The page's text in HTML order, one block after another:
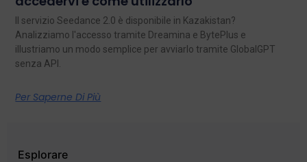
Il servizio Seedance 2.0 è disponibile in Kazakistan?
Analizziamo l'accesso tramite Dreamina e BytePlus e
illustriamo un modo semplice per avviarlo tramite GlobalGPT
senza API.
Per Saperne Di Più
Esplorare